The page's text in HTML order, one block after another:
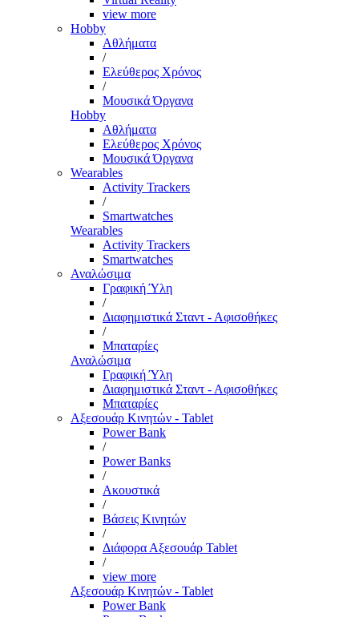
view more
Hobby
Αθλήματα
/
Ελεύθερος Χρόνος
/
Μουσικά Όργανα
Hobby
Αθλήματα
Ελεύθερος Χρόνος
Μουσικά Όργανα
Wearables
Activity Trackers
/
Smartwatches
Wearables
Activity Trackers
Smartwatches
Αναλώσιμα
Γραφική Ύλη
/
Διαφημιστικά Σταντ - Αφισοθήκες
/
Μπαταρίες
Αναλώσιμα
Γραφική Ύλη
Διαφημιστικά Σταντ - Αφισοθήκες
Μπαταρίες
Αξεσουάρ Κινητών - Tablet
Power Bank
/
Power Banks
/
Ακουστικά
/
Βάσεις Κινητών
/
Διάφορα Αξεσουάρ Tablet
/
view more
Αξεσουάρ Κινητών - Tablet
Power Bank